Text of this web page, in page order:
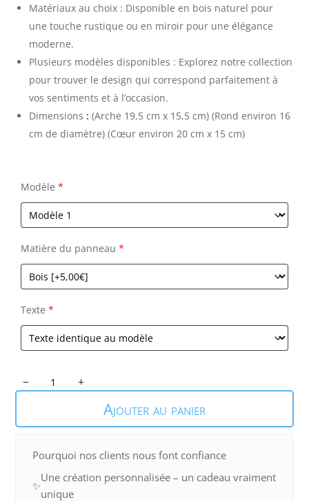
Matériaux au choix : Disponible en bois naturel pour
une touche rustique ou en miroir pour une élégance
moderne.
Plusieurs modèles disponibles : Explorez notre collection
pour trouver le design qui correspond parfaitement à
vos sentiments et à l’occasion.
Dimensions : (Arche 19,5 cm x 15,5 cm) (Rond environ 16
cm de diamètre) (Cœur environ 20 cm x 15 cm)
Modèle *
Matière du panneau *
Texte *
quantité
de
sur
Ajouter au panier
Pourquoi nos clients nous font confiance
✨
Une création personnalisée – un cadeau vraiment
unique